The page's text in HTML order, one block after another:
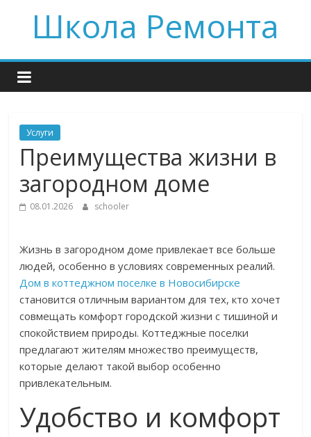
contentШкола Ремонта
Услуги
Преимущества жизни в
загородном доме
08.01.2026 schooler
Жизнь в загородном доме привлекает все больше
людей, особенно в условиях современных реалий.
Дом в коттеджном поселке в Новосибирске
становится отличным вариантом для тех, кто хочет
совмещать комфорт городской жизни с тишиной и
спокойствием природы. Коттеджные поселки
предлагают жителям множество преимуществ,
которые делают такой выбор особенно
привлекательным.
Удобство и комфорт